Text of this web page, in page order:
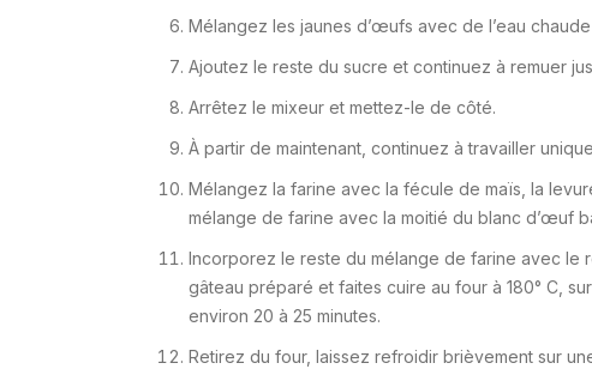
Mélangez les jaunes d’œufs avec de l’eau
Ajoutez le reste du sucre et continuez à remuer
Arrêtez le mixeur et mettez-le de côté.
À partir de maintenant, continuez à travailler
Mélangez la farine avec la fécule de maïs, la
mélange de farine avec la moitié du blanc d’œuf
Incorporez le reste du mélange de farine avec le
gâteau préparé et faites cuire au four à 180° C,
environ 20 à 25 minutes.
Retirez du four, laissez refroidir brièvement sur